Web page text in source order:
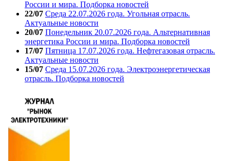
России и мира. Подборка новостей
22/07 Среда 22.07.2026 года. Угольная отрасль.
Актуальные новости
20/07 Понедельник 20.07.2026 года. Альтернативная
энергетика России и мира. Подборка новостей
17/07 Пятница 17.07.2026 года. Нефтегазовая отрасль.
Актуальные новости
15/07 Среда 15.07.2026 года. Электроэнергетическая
отрасль. Подборка новостей